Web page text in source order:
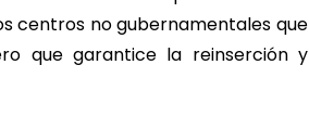
centros no gubernamentales que
que garantice la reinserción y